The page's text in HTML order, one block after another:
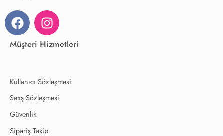
Müşteri Hizmetleri
Kullanıcı Sözleşmesi
Satış Sözleşmesi
Güvenlik
Sipariş Takip